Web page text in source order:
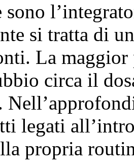
sono
si tratta di
La maggior
circa il
legati
propria